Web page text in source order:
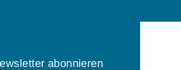
abonnieren